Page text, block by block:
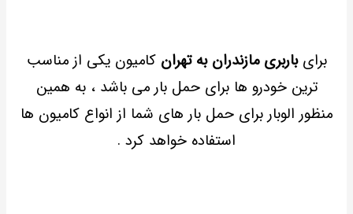
برای باربری مازندران به تهران کامیون یکی از مناسب
ترین خودرو ها برای حمل بار می باشد ، به همین
منظور الوبار برای حمل بار های شما از انواع کامیون ها
استفاده خواهد کرد .